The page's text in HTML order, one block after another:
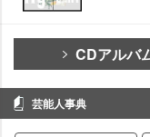
CDアルバ
芸能人事典